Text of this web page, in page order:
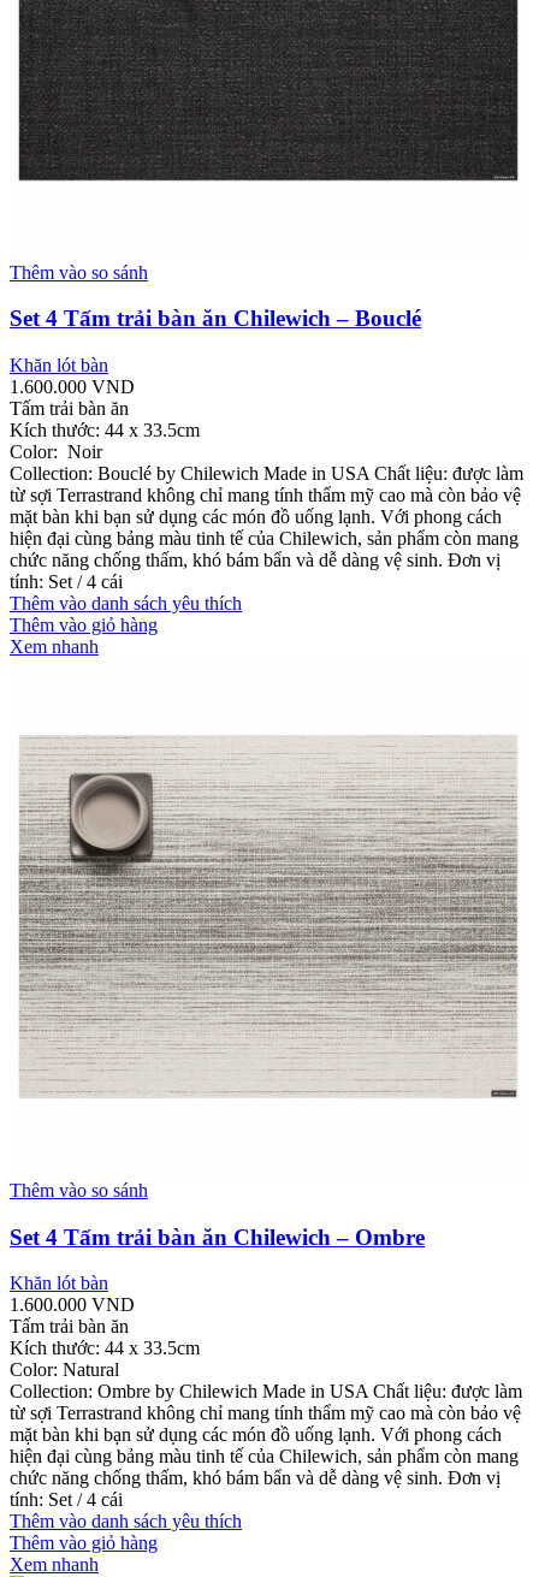
Thêm vào so sánh
Set 4 Tấm trải bàn ăn Chilewich – Bouclé
Khăn lót bàn
1.600.000 VND
Tấm trải bàn ăn
Kích thước: 44 x 33.5cm
Color: Noir
Collection: Bouclé by Chilewich Made in USA Chất liệu: được làm
từ sợi Terrastrand không chỉ mang tính thẩm mỹ cao mà còn bảo vệ
mặt bàn khi bạn sử dụng các món đồ uống lạnh. Với phong cách
hiện đại cùng bảng màu tinh tế của Chilewich, sản phẩm còn mang
chức năng chống thấm, khó bám bẩn và dễ dàng vệ sinh. Đơn vị
tính: Set / 4 cái
Thêm vào danh sách yêu thích
Thêm vào giỏ hàng
Xem nhanh
Thêm vào so sánh
Set 4 Tấm trải bàn ăn Chilewich – Ombre
Khăn lót bàn
1.600.000 VND
Tấm trải bàn ăn
Kích thước: 44 x 33.5cm
Color: Natural
Collection: Ombre by Chilewich Made in USA Chất liệu: được làm
từ sợi Terrastrand không chỉ mang tính thẩm mỹ cao mà còn bảo vệ
mặt bàn khi bạn sử dụng các món đồ uống lạnh. Với phong cách
hiện đại cùng bảng màu tinh tế của Chilewich, sản phẩm còn mang
chức năng chống thấm, khó bám bẩn và dễ dàng vệ sinh. Đơn vị
tính: Set / 4 cái
Thêm vào danh sách yêu thích
Thêm vào giỏ hàng
Xem nhanh